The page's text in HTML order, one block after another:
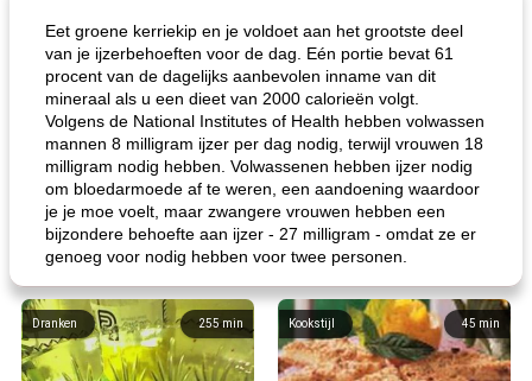
Eet groene kerriekip en je voldoet aan het grootste deel
van je ijzerbehoeften voor de dag. Eén portie bevat 61
procent van de dagelijks aanbevolen inname van dit
mineraal als u een dieet van 2000 calorieën volgt.
Volgens de National Institutes of Health hebben volwassen
mannen 8 milligram ijzer per dag nodig, terwijl vrouwen 18
milligram nodig hebben. Volwassenen hebben ijzer nodig
om bloedarmoede af te weren, een aandoening waardoor
je je moe voelt, maar zwangere vrouwen hebben een
bijzondere behoefte aan ijzer - 27 milligram - omdat ze er
genoeg voor nodig hebben voor twee personen.
255min
Dranken 45 min
Kookstijl